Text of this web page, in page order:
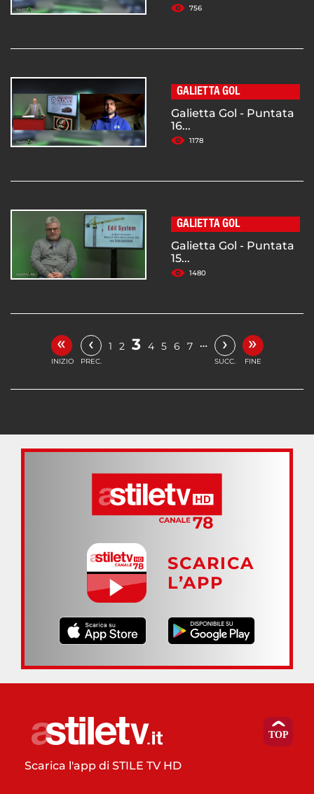
756
GALIETTA GOL
Galietta Gol - Puntata
16...
1178
GALIETTA GOL
Galietta Gol - Puntata
15...
1480
«
INIZIO
‹
PREC.
1 2 3 4 5 6 7 … ›
SUCC.
»
FINE
SCARICA
L’APP
Scarica l'app di STILE TV HD